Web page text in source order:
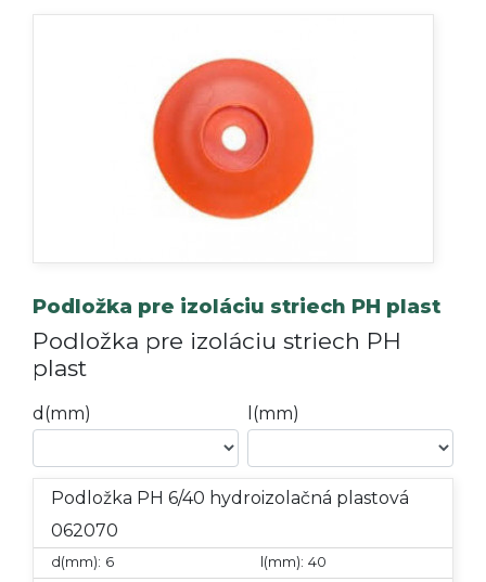
Podložka pre izoláciu striech PH plast
Podložka pre izoláciu striech PH
plast
d(mm) l(mm)
Podložka PH 6/40 hydroizolačná plastová
062070
d(mm): 6 l(mm): 40